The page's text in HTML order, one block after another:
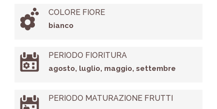
COLORE FIORE
bianco
PERIODO FIORITURA
agosto, luglio, maggio, settembre
PERIODO MATURAZIONE FRUTTI